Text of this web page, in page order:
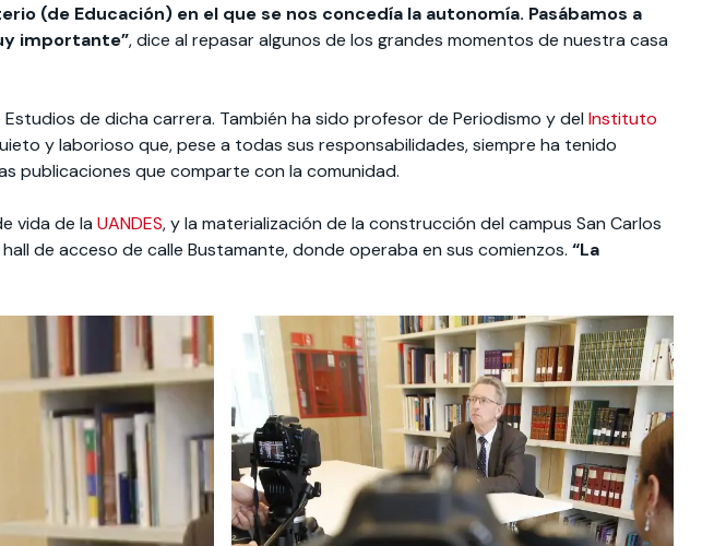
(de Educación) en el que se nos concedía la autonomía. Pasábamos a
importante”, dice al repasar algunos de los grandes momentos de nuestra casa
de dicha carrera. También ha sido profesor de Periodismo y del Instituto
y laborioso que, pese a todas sus responsabilidades, siempre ha tenido
publicaciones que comparte con la comunidad.
vida de la UANDES, y la materialización de la construcción del campus San Carlos
de acceso de calle Bustamante, donde operaba en sus comienzos. “La